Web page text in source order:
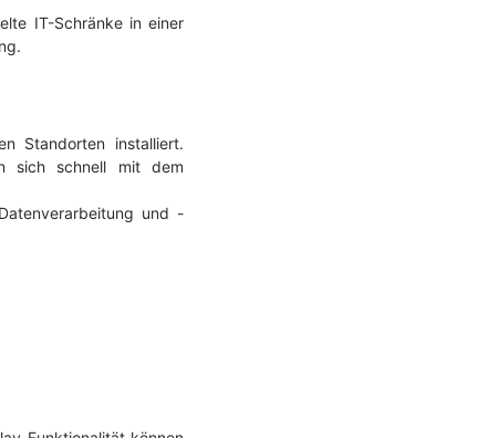
IT-Schränke in einer
Standorten installiert.
sich schnell mit dem
und -